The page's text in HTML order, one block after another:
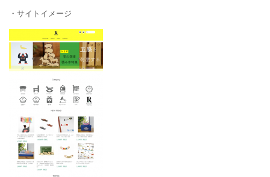
・サイトイメージ